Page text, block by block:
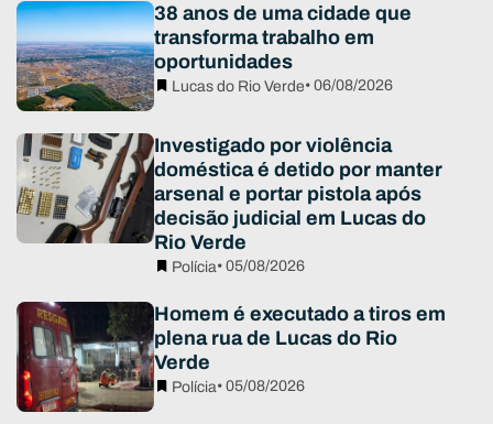
38 anos de uma cidade que
transforma trabalho em
oportunidades
Lucas do Rio Verde• 06/08/2026
Investigado por violência
doméstica é detido por manter
arsenal e portar pistola após
decisão judicial em Lucas do
Rio Verde
Polícia• 05/08/2026
Homem é executado a tiros em
plena rua de Lucas do Rio
Verde
Polícia• 05/08/2026